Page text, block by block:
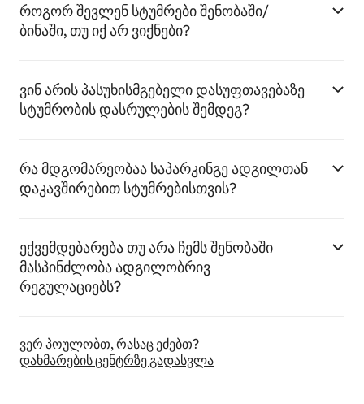
როგორ შევლენ სტუმრები შენობაში/
ბინაში, თუ იქ არ ვიქნები?
ვინ არის პასუხისმგებელი დასუფთავებაზე
სტუმრობის დასრულების შემდეგ?
რა მდგომარეობაა საპარკინგე ადგილთან
დაკავშირებით სტუმრებისთვის?
ექვემდებარება თუ არა ჩემს შენობაში
მასპინძლობა ადგილობრივ
რეგულაციებს?
ვერ პოულობთ, რასაც ეძებთ?
დახმარების ცენტრზე გადასვლა